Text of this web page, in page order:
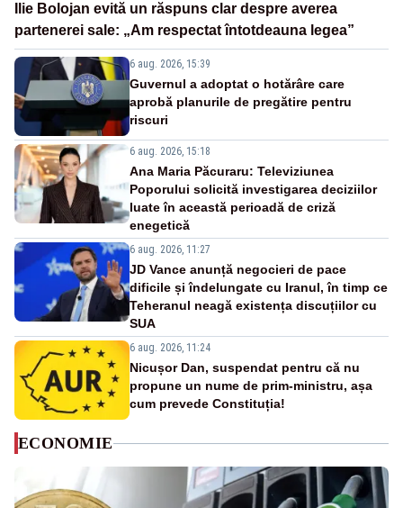
Ilie Bolojan evită un răspuns clar despre averea
partenerei sale: „Am respectat întotdeauna legea”
6 aug. 2026, 15:39
Guvernul a adoptat o hotărâre care
aprobă planurile de pregătire pentru
riscuri
6 aug. 2026, 15:18
Ana Maria Păcuraru: Televiziunea
Poporului solicită investigarea deciziilor
luate în această perioadă de criză
enegetică
6 aug. 2026, 11:27
JD Vance anunță negocieri de pace
dificile și îndelungate cu Iranul, în timp ce
Teheranul neagă existența discuțiilor cu
SUA
6 aug. 2026, 11:24
Nicușor Dan, suspendat pentru că nu
propune un nume de prim-ministru, așa
cum prevede Constituția!
ECONOMIE